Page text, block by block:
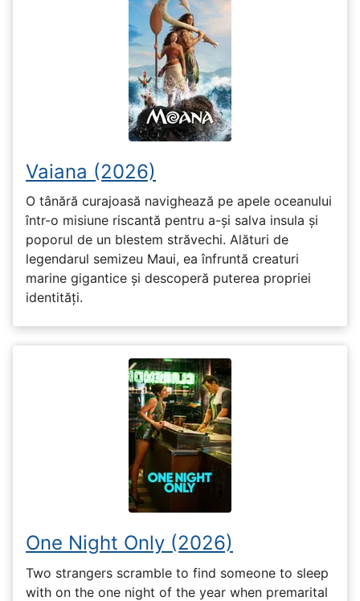
Vaiana (2026)
O tânără curajoasă navighează pe apele oceanului
într-o misiune riscantă pentru a-și salva insula și
poporul de un blestem străvechi. Alături de
legendarul semizeu Maui, ea înfruntă creaturi
marine gigantice și descoperă puterea propriei
identități.
One Night Only (2026)
Two strangers scramble to find someone to sleep
with on the one night of the year when premarital